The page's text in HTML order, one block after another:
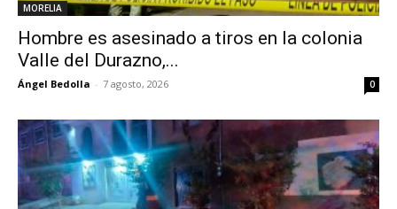
MORELIA
Hombre es asesinado a tiros en la colonia
Valle del Durazno,...
Ángel Bedolla - 7 agosto, 2026 0